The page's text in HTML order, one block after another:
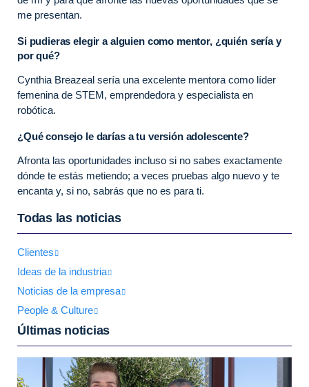
me presentan.
Si pudieras elegir a alguien como mentor, ¿quién sería y
por qué?
Cynthia Breazeal sería una excelente mentora como líder
femenina de STEM, emprendedora y especialista en
robótica.
¿Qué consejo le darías a tu versión adolescente?
Afronta las oportunidades incluso si no sabes exactamente
dónde te estás metiendo; a veces pruebas algo nuevo y te
encanta y, si no, sabrás que no es para ti.
Todas las noticias
Clientes
Ideas de la industria
Noticias de la empresa
People & Culture
Últimas noticias